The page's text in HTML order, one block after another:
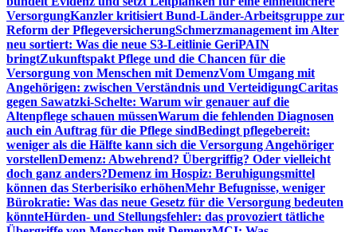
VersorgungKanzler kritisiert Bund-Länder-Arbeitsgruppe zur
Reform der PflegeversicherungSchmerzmanagement im Alter
neu sortiert: Was die neue S3-Leitlinie GeriPAIN
bringtZukunftspakt Pflege und die Chancen für die
Versorgung von Menschen mit DemenzVom Umgang mit
Angehörigen: zwischen Verständnis und VerteidigungCaritas
gegen Sawatzki-Schelte: Warum wir genauer auf die
Altenpflege schauen müssenWarum die fehlenden Diagnosen
auch ein Auftrag für die Pflege sindBedingt pflegebereit:
weniger als die Hälfte kann sich die Versorgung Angehöriger
vorstellenDemenz: Abwehrend? Übergriffig? Oder vielleicht
doch ganz anders?Demenz im Hospiz: Beruhigungsmittel
können das Sterberisiko erhöhenMehr Befugnisse, weniger
Bürokratie: Was das neue Gesetz für die Versorgung bedeuten
könnteHürden- und Stellungsfehler: das provoziert tätliche